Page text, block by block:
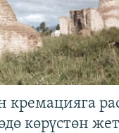
кремацияга
көрүстөн